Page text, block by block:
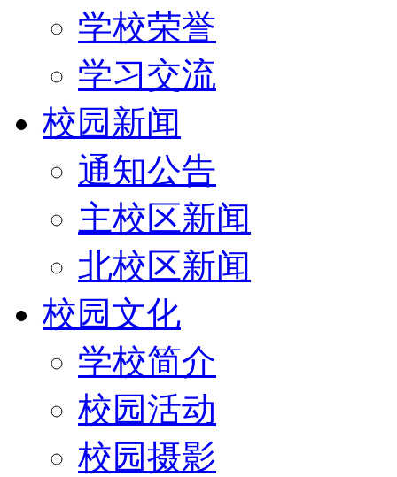
学校荣誉
学习交流
校园新闻
通知公告
主校区新闻
北校区新闻
校园文化
学校简介
校园活动
校园摄影